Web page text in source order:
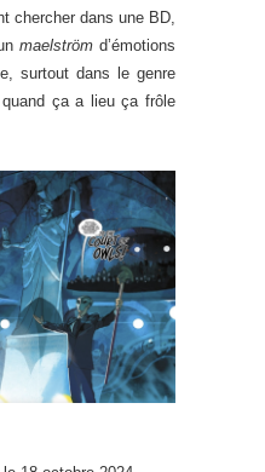
chercher dans une BD,
maelströmd’émotions
surtout dans le genre
ça a lieu ça frôle